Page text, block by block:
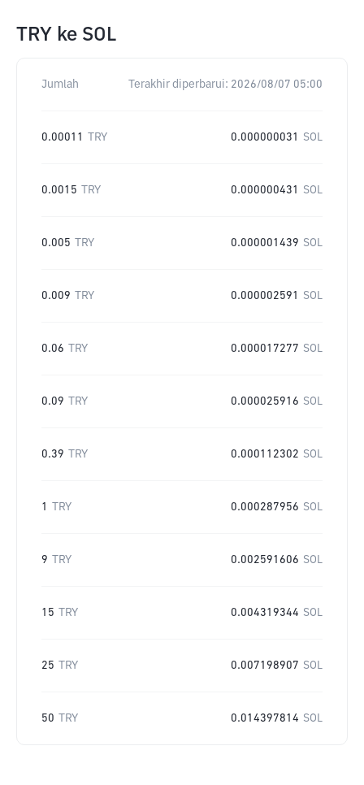
TRY ke SOL
Jumlah Terakhir diperbarui: 2026/08/07 05:00
0.00011 TRY 0.000000031 SOL
0.0015 TRY 0.000000431 SOL
0.005 TRY 0.000001439 SOL
0.009 TRY 0.000002591 SOL
0.06 TRY 0.000017277 SOL
0.09 TRY 0.000025916 SOL
0.39 TRY 0.000112302 SOL
1 TRY 0.000287956 SOL
9 TRY 0.002591606 SOL
15 TRY 0.004319344 SOL
25 TRY 0.007198907 SOL
50 TRY 0.014397814 SOL